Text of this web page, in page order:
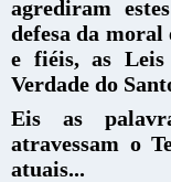
agrediram
defesa da moral
e fiéis, as
Verdade do
Eis as
atravessam o
atuais...